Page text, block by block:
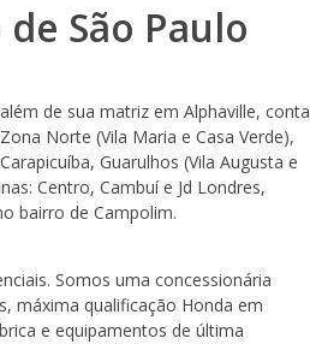
São Paulo
de sua matriz em Alphaville, conta
Norte (Vila Maria e Casa Verde),
Guarulhos (Vila Augusta e
Centro, Cambuí e Jd Londres,
bairro de Campolim.
Somos uma concessionária
máxima qualificação Honda em
e equipamentos de última